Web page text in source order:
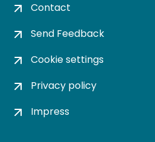
Contact
Send Feedback
Cookie settings
Privacy policy
Impress